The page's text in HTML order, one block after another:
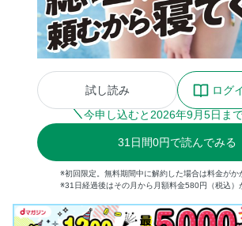
試し読み
ログ
今申し込むと 2026年9月5日ま
31 日間0円で読んでみる
※初回限定。無料期間中に解約した場合は料金がか
※31日経過後はその月から月額料金580円（税込）